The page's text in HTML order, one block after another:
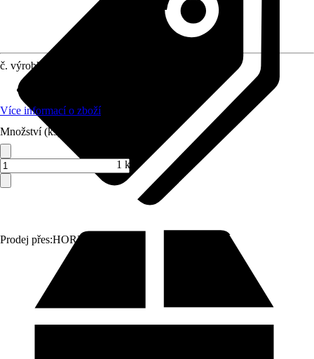
Prodej přes:HORNBACH
č. výrobku
Více informací o zboží
Množství (ks)
1 ks